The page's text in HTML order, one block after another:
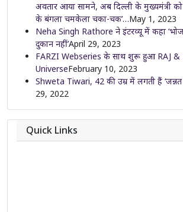
अवतार आया सामने, अब दिल्ली के मुख्यमंत्री
के बंगला चमकेला चका-चक’…May 1, 2023
Neha Singh Rathore ने इंटरव्यू में कहा
दुकान नहीं’April 29, 2023
FARZI Webseries के साथ शुरू हुआ RAJ &
UniverseFebruary 10, 2023
Shweta Tiwari, 42 की उम्र में लगती हैं ‘जन्नत
29, 2022
Quick Links